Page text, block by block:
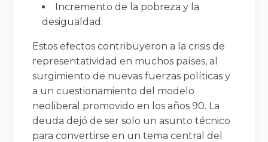
Incremento de la pobreza y la
desigualdad.
Estos efectos contribuyeron a la crisis de
representatividad en muchos países, al
surgimiento de nuevas fuerzas políticas y
a un cuestionamiento del modelo
neoliberal promovido en los años 90. La
deuda dejó de ser solo un asunto técnico
para convertirse en un tema central del